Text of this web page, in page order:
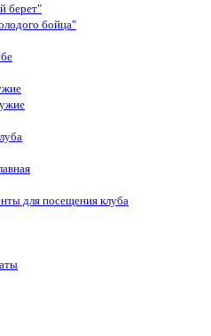
берет"
бойца"
для посещения клуба